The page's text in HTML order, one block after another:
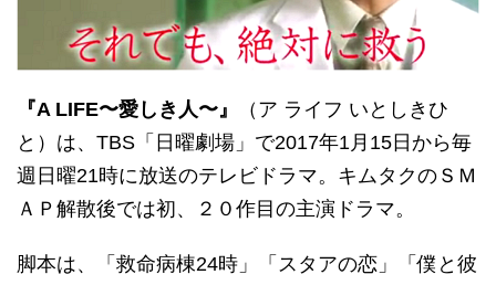
『A LIFE〜愛しき人〜』
（ア ライフ いとしきひ
と）は、TBS「日曜劇場」で2017年1月15日から毎
週日曜21時に放送のテレビドラマ。キムタクのＳＭ
ＡＰ解散後では初、２０作目の主演ドラマ。
脚本は、「救命病棟24時」「スタアの恋」「僕と彼